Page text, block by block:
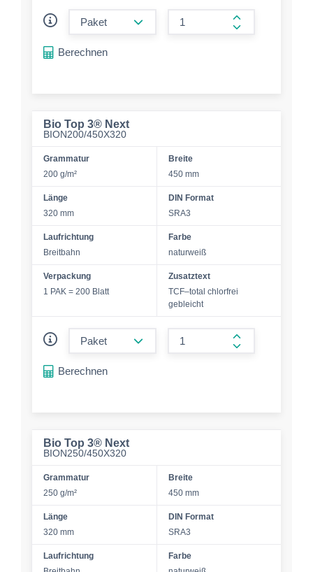
form.increase-
Berechnen
Bio Top 3® Next
BION200/450X320
Grammatur
200 g/m²
Breite
450 mm
Länge
320 mm
DIN Format
SRA3
Laufrichtung
Breitbahn
Farbe
naturweiß
Verpackung
1 PAK = 200 Blatt
Zusatztext
TCF–total chlorfrei
gebleicht
form.increase-
Berechnen
Bio Top 3® Next
BION250/450X320
Grammatur
250 g/m²
Breite
450 mm
Länge
320 mm
DIN Format
SRA3
Laufrichtung
Farbe